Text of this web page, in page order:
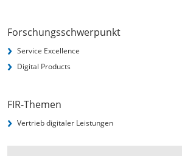
Forschungsschwerpunkt
Service Excellence
Digital Products
FIR-Themen
Vertrieb digitaler Leistungen